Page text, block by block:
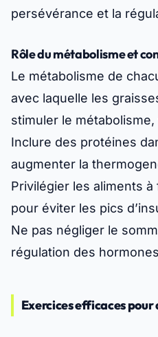
persévérance et la
Rôle du métabolisme et
Le métabolisme de
avec laquelle les
stimuler le
Inclure des protéines
augmenter la
Privilégier les aliments
pour éviter les pics
Ne pas négliger le
régulation des
Exercices efficaces